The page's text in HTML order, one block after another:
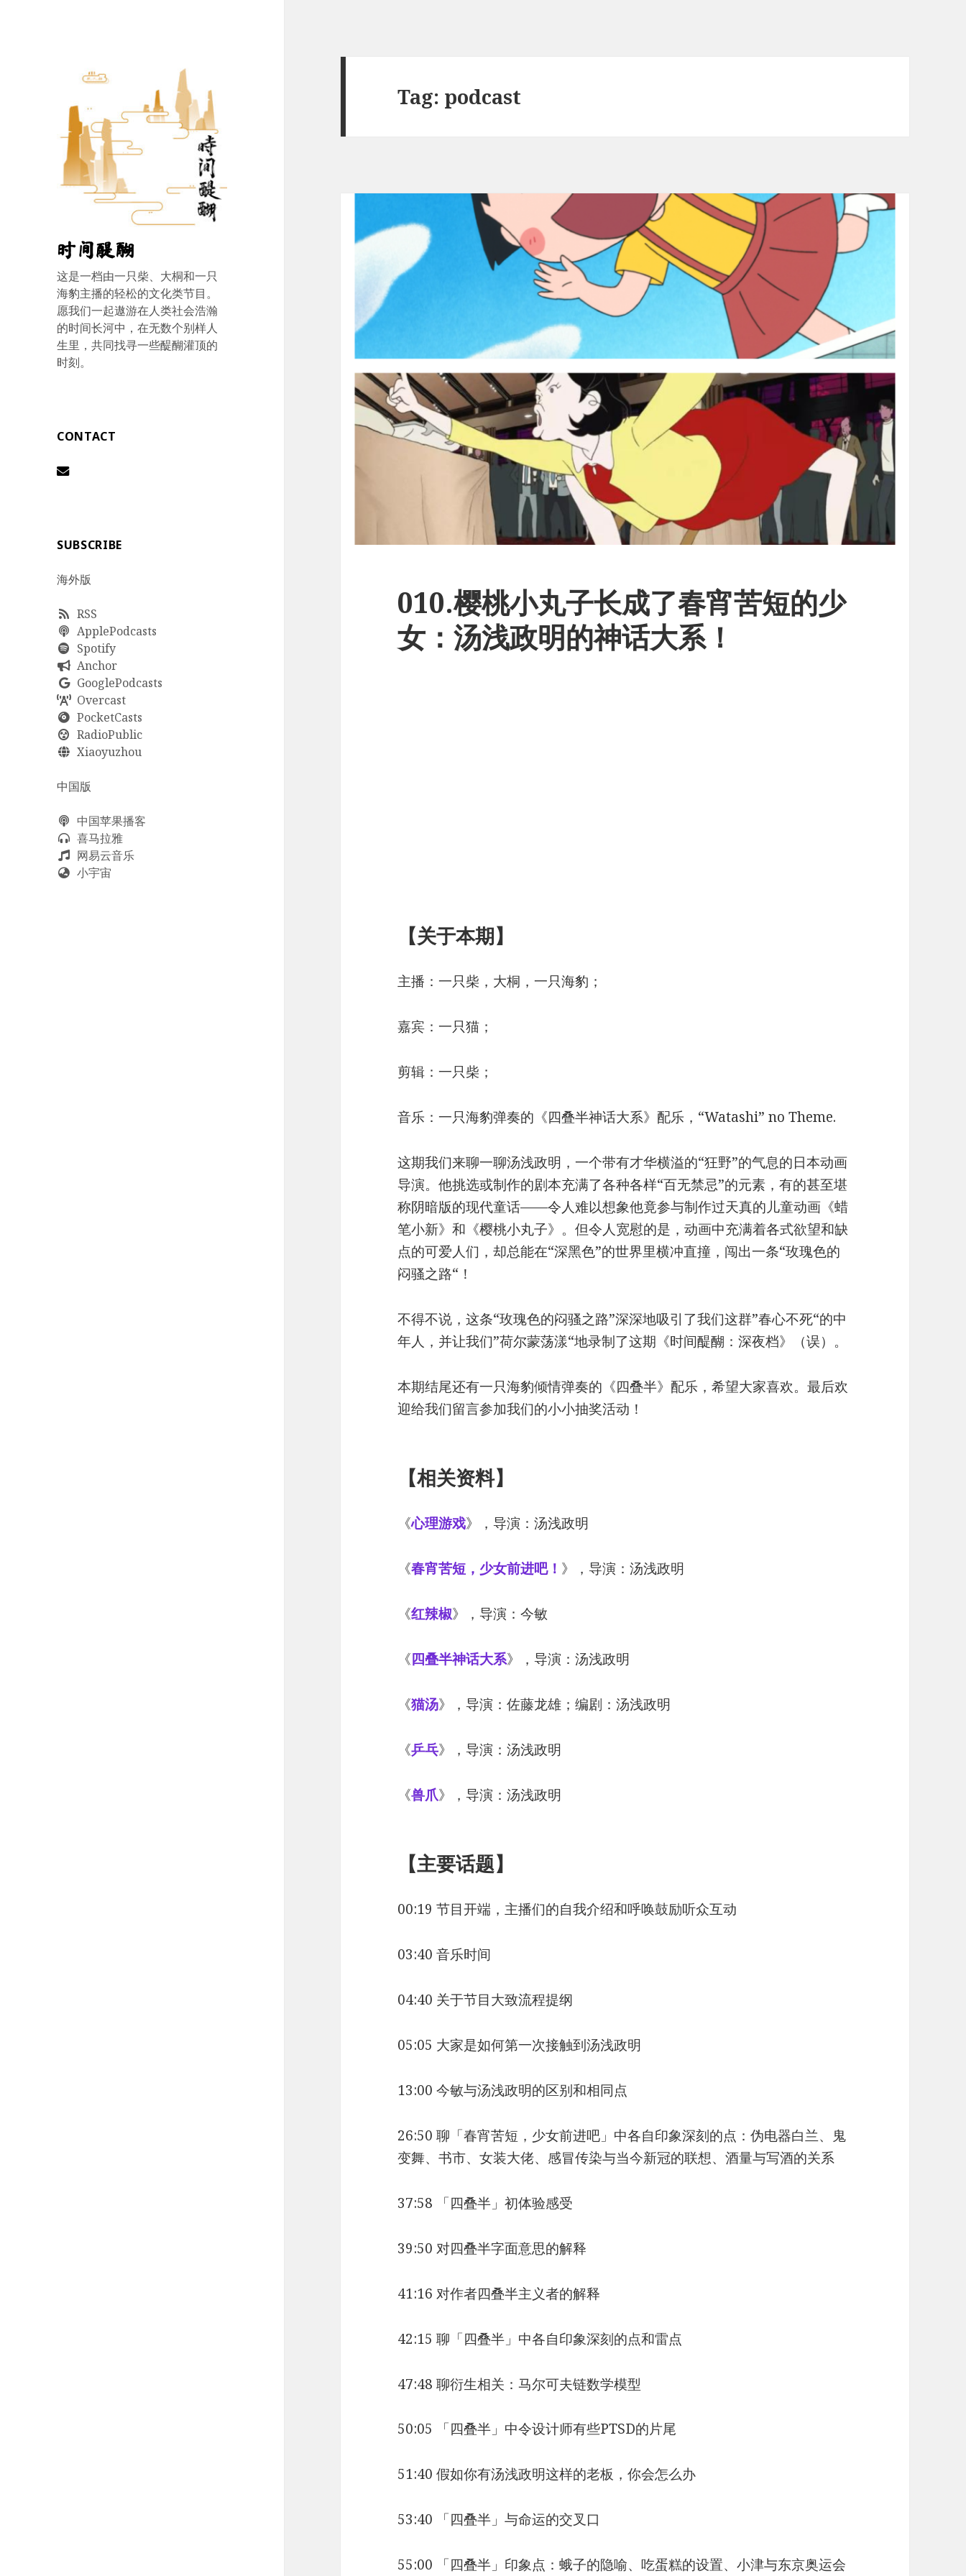
时间醍醐
这是一档由一只柴、大桐和一只
海豹主播的轻松的文化类节目。
愿我们一起遨游在人类社会浩瀚
的时间长河中，在无数个别样人
生里，共同找寻一些醍醐灌顶的
时刻。
CONTACT
SUBSCRIBE
海外版
RSS
ApplePodcasts
Spotify
Anchor
GooglePodcasts
Overcast
PocketCasts
RadioPublic
Xiaoyuzhou
中国版
中国苹果播客
喜马拉雅
网易云音乐
小宇宙
Tag: podcast
010.樱桃小丸子长成了春宵苦短的少
女：汤浅政明的神话大系！
【关于本期】
主播：一只柴，大桐，一只海豹；
嘉宾：一只猫；
剪辑：一只柴；
音乐：一只海豹弹奏的《四叠半神话大系》配乐，“Watashi” no Theme.
这期我们来聊一聊汤浅政明，一个带有才华横溢的“狂野”的气息的日本动画
导演。他挑选或制作的剧本充满了各种各样“百无禁忌”的元素，有的甚至堪
称阴暗版的现代童话——令人难以想象他竟参与制作过天真的儿童动画《蜡
笔小新》和《樱桃小丸子》。但令人宽慰的是，动画中充满着各式欲望和缺
点的可爱人们，却总能在“深黑色”的世界里横冲直撞，闯出一条“玫瑰色的
闷骚之路“！
不得不说，这条“玫瑰色的闷骚之路”深深地吸引了我们这群”春心不死“的中
年人，并让我们”荷尔蒙荡漾“地录制了这期《时间醍醐：深夜档》（误）。
本期结尾还有一只海豹倾情弹奏的《四叠半》配乐，希望大家喜欢。最后欢
迎给我们留言参加我们的小小抽奖活动！
【相关资料】
《心理游戏》，导演：汤浅政明
《春宵苦短，少女前进吧！ 》，导演：汤浅政明
《红辣椒》，导演：今敏
《四叠半神话大系》，导演：汤浅政明
《猫汤》，导演：佐藤龙雄；编剧：汤浅政明
《乒乓》，导演：汤浅政明
《兽爪》，导演：汤浅政明
【主要话题】
00:19 节目开端，主播们的自我介绍和呼唤鼓励听众互动
03:40 音乐时间
04:40 关于节目大致流程提纲
05:05 大家是如何第一次接触到汤浅政明
13:00 今敏与汤浅政明的区别和相同点
26:50 聊「春宵苦短，少女前进吧」中各自印象深刻的点：伪电器白兰、鬼
变舞、书市、女装大佬、感冒传染与当今新冠的联想、酒量与写酒的关系
37:58 「四叠半」初体验感受
39:50 对四叠半字面意思的解释
41:16 对作者四叠半主义者的解释
42:15 聊「四叠半」中各自印象深刻的点和雷点
47:48 聊衍生相关：马尔可夫链数学模型
50:05 「四叠半」中令设计师有些PTSD的片尾
51:40 假如你有汤浅政明这样的老板，你会怎么办
53:40 「四叠半」与命运的交叉口
55:00 「四叠半」印象点：蛾子的隐喻、吃蛋糕的设置、小津与东京奥运会